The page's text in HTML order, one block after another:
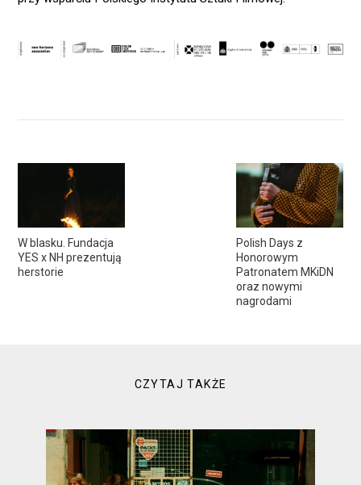
W blasku. Fundacja
YES x NH prezentują
herstorie
Polish Days z
Honorowym
Patronatem MKiDN
oraz nowymi
nagrodami
CZYTAJ TAKŻE